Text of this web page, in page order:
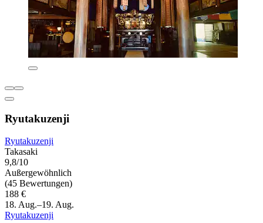
Ryutakuzenji
Ryutakuzenji
Takasaki
9,8/10
Außergewöhnlich
(45 Bewertungen)
188 €
18. Aug.–19. Aug.
Ryutakuzenji